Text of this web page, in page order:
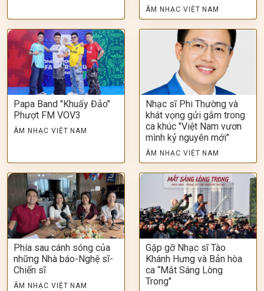
ÂM NHẠC VIỆT NAM
Papa Band "Khuấy Đảo"
Phượt FM VOV3
ÂM NHẠC VIỆT NAM
Nhạc sĩ Phi Thường và
khát vọng gửi gắm trong
ca khúc "Việt Nam vươn
mình kỷ nguyên mới"
ÂM NHẠC VIỆT NAM
Phía sau cánh sóng của
những Nhà báo-Nghệ sĩ-
Chiến sĩ
ÂM NHẠC VIỆT NAM
Gặp gỡ Nhạc sĩ Tào
Khánh Hưng và Bản hòa
ca “Mắt Sáng Lòng
Trong"